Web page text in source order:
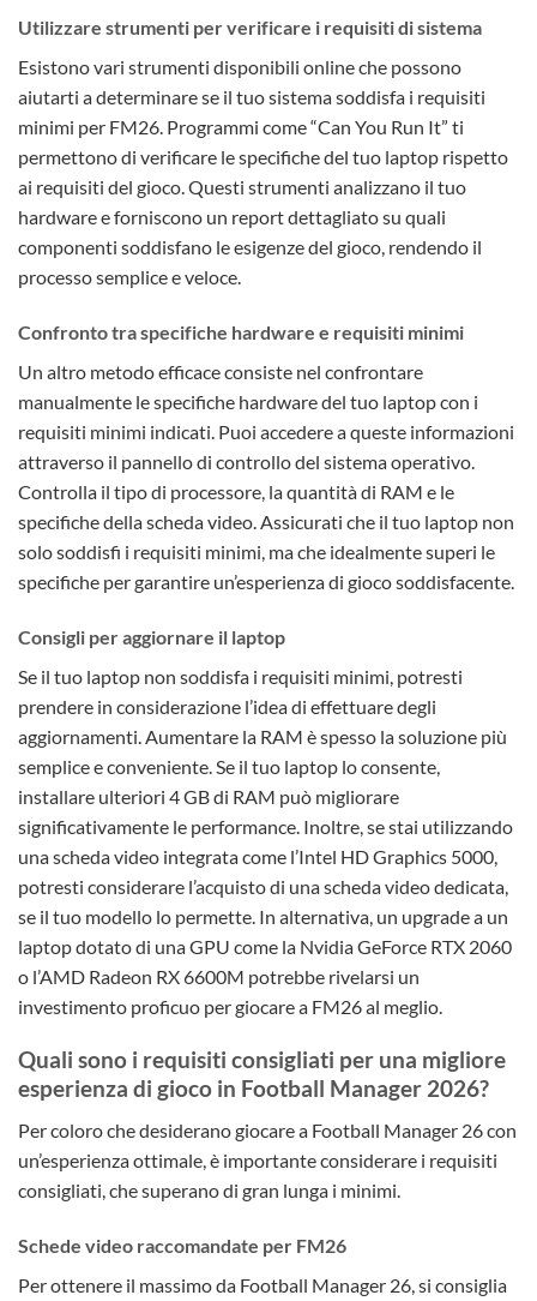
Utilizzare strumenti per verificare i requisiti di sistema
Esistono vari strumenti disponibili online che possono
aiutarti a determinare se il tuo sistema soddisfa i requisiti
minimi per FM26. Programmi come “Can You Run It” ti
permettono di verificare le specifiche del tuo laptop rispetto
ai requisiti del gioco. Questi strumenti analizzano il tuo
hardware e forniscono un report dettagliato su quali
componenti soddisfano le esigenze del gioco, rendendo il
processo semplice e veloce.
Confronto tra specifiche hardware e requisiti minimi
Un altro metodo efficace consiste nel confrontare
manualmente le specifiche hardware del tuo laptop con i
requisiti minimi indicati. Puoi accedere a queste informazioni
attraverso il pannello di controllo del sistema operativo.
Controlla il tipo di processore, la quantità di RAM e le
specifiche della scheda video. Assicurati che il tuo laptop non
solo soddisfi i requisiti minimi, ma che idealmente superi le
specifiche per garantire un’esperienza di gioco soddisfacente.
Consigli per aggiornare il laptop
Se il tuo laptop non soddisfa i requisiti minimi, potresti
prendere in considerazione l’idea di effettuare degli
aggiornamenti. Aumentare la RAM è spesso la soluzione più
semplice e conveniente. Se il tuo laptop lo consente,
installare ulteriori 4 GB di RAM può migliorare
significativamente le performance. Inoltre, se stai utilizzando
una scheda video integrata come l’Intel HD Graphics 5000,
potresti considerare l’acquisto di una scheda video dedicata,
se il tuo modello lo permette. In alternativa, un upgrade a un
laptop dotato di una GPU come la Nvidia GeForce RTX 2060
o l’AMD Radeon RX 6600M potrebbe rivelarsi un
investimento proficuo per giocare a FM26 al meglio.
Quali sono i requisiti consigliati per una migliore
esperienza di gioco in Football Manager 2026?
Per coloro che desiderano giocare a Football Manager 26 con
un’esperienza ottimale, è importante considerare i requisiti
consigliati, che superano di gran lunga i minimi.
Schede video raccomandate per FM26
Per ottenere il massimo da Football Manager 26, si consiglia